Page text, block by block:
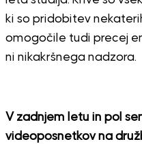
ki so pridobitev
omogočile tudi precej
ni nikakršnega nadzora.
V zadnjem letu in pol
videoposnetkov na